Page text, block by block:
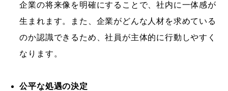
企業の将来像を明確にすることで、社内に一体感が
生まれます。また、企業がどんな人材を求めている
のか認識できるため、社員が主体的に行動しやすく
なります。
公平な処遇の決定